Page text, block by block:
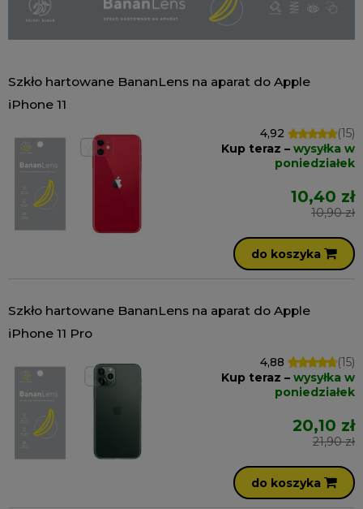
Szkło hartowane BananLens na aparat do Apple
iPhone 11
4,92
(15)
Kup teraz – wysyłka w
poniedziałek
10,40 zł
10,90 zł
do koszyka
Szkło hartowane BananLens na aparat do Apple
iPhone 11 Pro
4,88
(15)
Kup teraz – wysyłka w
poniedziałek
20,10 zł
21,90 zł
do koszyka